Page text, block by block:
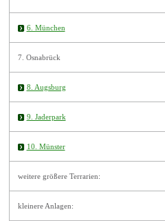
6. München
7. Osnabrück
8. Augsburg
9. Jaderpark
10. Münster
weitere größere Terrarien:
kleinere Anlagen: